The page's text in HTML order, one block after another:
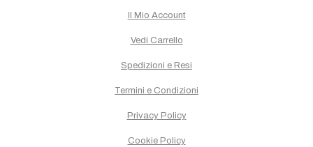
Il Mio Account
Vedi Carrello
Spedizioni e Resi
Termini e Condizioni
Privacy Policy
Cookie Policy